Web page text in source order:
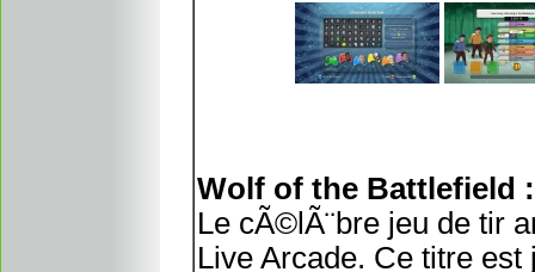
Wolf of the Battlefield
Le cÃ©lÃ¨bre jeu de tir
Live Arcade. Ce titre